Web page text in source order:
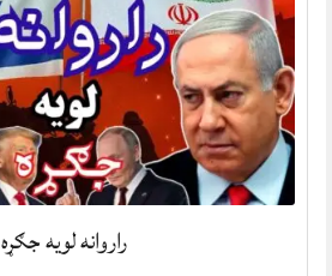
راروانه لویه جګړه